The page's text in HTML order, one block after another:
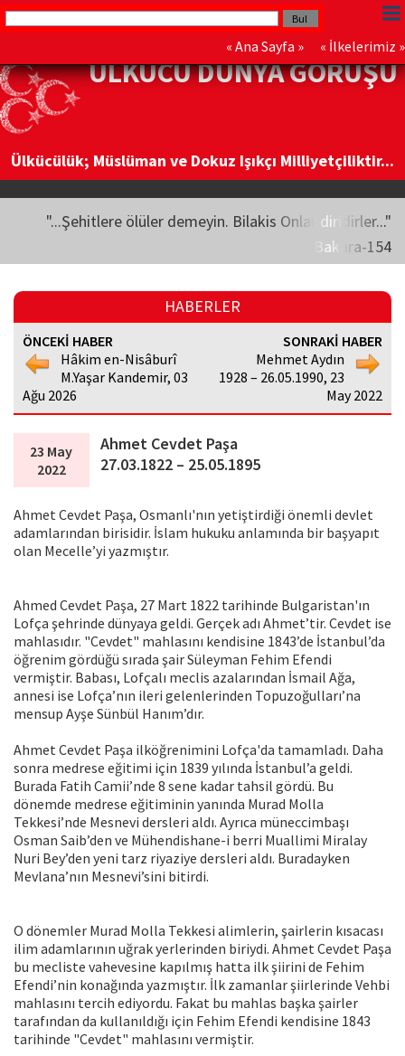
« Ana Sayfa » « İlkelerimiz »
ÜLKÜCÜ DÜNYA GÖRÜŞÜ
Ülkücülük; Müslüman ve Dokuz Işıkçı Milliyetçiliktir...
"...Şehitlere ölüler demeyin. Bilakis Onlar diridirler..."
Bakara-154
HABERLER
ÖNCEKİ HABER
Hâkim en-Nisâburî
M.Yaşar Kandemir, 03
Ağu 2026
SONRAKİ HABER
Mehmet Aydın
1928 – 26.05.1990, 23
May 2022
23 May
2022
Ahmet Cevdet Paşa
27.03.1822 – 25.05.1895
Ahmet Cevdet Paşa, Osmanlı'nın yetiştirdiği önemli devlet
adamlarından birisidir. İslam hukuku anlamında bir başyapıt
olan Mecelle’yi yazmıştır.
Ahmed Cevdet Paşa, 27 Mart 1822 tarihinde Bulgaristan'ın
Lofça şehrinde dünyaya geldi. Gerçek adı Ahmet’tir. Cevdet ise
mahlasıdır. "Cevdet" mahlasını kendisine 1843’de İstanbul’da
öğrenim gördüğü sırada şair Süleyman Fehim Efendi
vermiştir. Babası, Lofçalı meclis azalarından İsmail Ağa,
annesi ise Lofça’nın ileri gelenlerinden Topuzoğulları’na
mensup Ayşe Sünbül Hanım’dır.
Ahmet Cevdet Paşa ilköğrenimini Lofça'da tamamladı. Daha
sonra medrese eğitimi için 1839 yılında İstanbul’a geldi.
Burada Fatih Camii’nde 8 sene kadar tahsil gördü. Bu
dönemde medrese eğitiminin yanında Murad Molla
Tekkesi’nde Mesnevi dersleri aldı. Ayrıca müneccimbaşı
Osman Saib’den ve Mühendishane-i berri Muallimi Miralay
Nuri Bey’den yeni tarz riyaziye dersleri aldı. Buradayken
Mevlana’nın Mesnevi’sini bitirdi.
O dönemler Murad Molla Tekkesi alimlerin, şairlerin kısacası
ilim adamlarının uğrak yerlerinden biriydi. Ahmet Cevdet Paşa
bu mecliste vahevesine kapılmış hatta ilk şiirini de Fehim
Efendi’nin konağında yazmıştır. İlk zamanlar şiirlerinde Vehbi
mahlasını tercih ediyordu. Fakat bu mahlas başka şairler
tarafından da kullanıldığı için Fehim Efendi kendisine 1843
tarihinde "Cevdet" mahlasını vermiştir.